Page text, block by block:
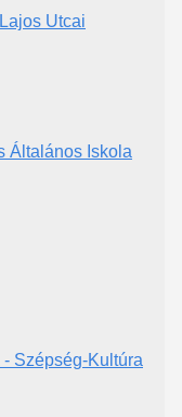
Utcai
Általános Iskola
Szépség-Kultúra